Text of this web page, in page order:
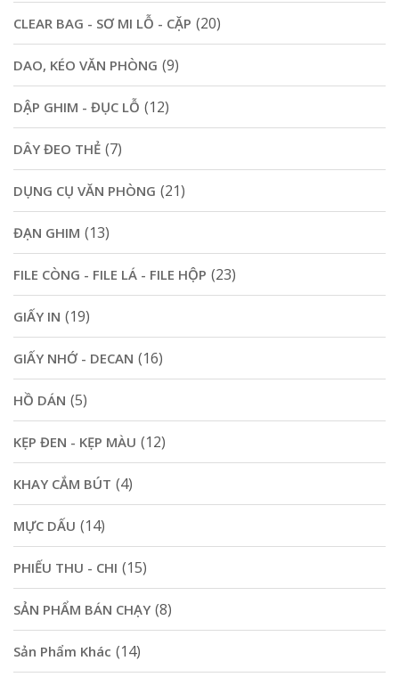
CLEAR BAG - SƠ MI LỖ - CẶP (20)
DAO, KÉO VĂN PHÒNG (9)
DẬP GHIM - ĐỤC LỖ (12)
DÂY ĐEO THẺ (7)
DỤNG CỤ VĂN PHÒNG (21)
ĐẠN GHIM (13)
FILE CÒNG - FILE LÁ - FILE HỘP (23)
GIẤY IN (19)
GIẤY NHỚ - DECAN (16)
HỒ DÁN (5)
KẸP ĐEN - KẸP MÀU (12)
KHAY CẮM BÚT (4)
MỰC DẤU (14)
PHIẾU THU - CHI (15)
SẢN PHẨM BÁN CHẠY (8)
Sản Phẩm Khác (14)